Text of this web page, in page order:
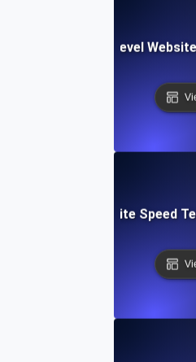
Enterprise-Level
Streamlined Website Speed